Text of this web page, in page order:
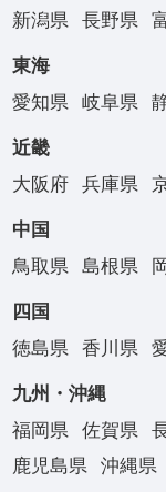
新潟県
長野県
東海
愛知県
岐阜県
近畿
大阪府
兵庫県
中国
鳥取県
島根県
四国
徳島県
香川県
九州・沖縄
福岡県
佐賀県
鹿児島県
沖縄県